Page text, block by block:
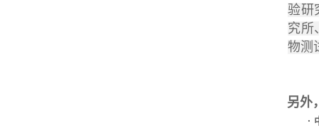
验研
究所
物测
另外
·